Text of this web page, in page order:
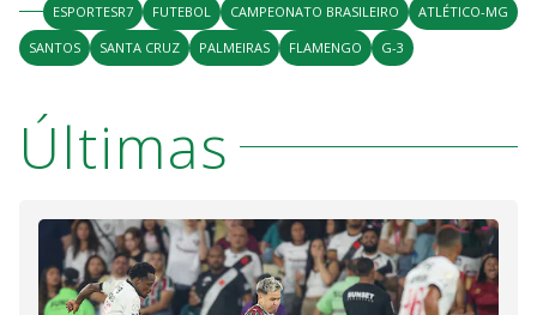
ESPORTESR7 FUTEBOL CAMPEONATO BRASILEIRO
ATLÉTICO-MG
SANTOS
SANTA CRUZ PALMEIRAS FLAMENGO G-3
Últimas